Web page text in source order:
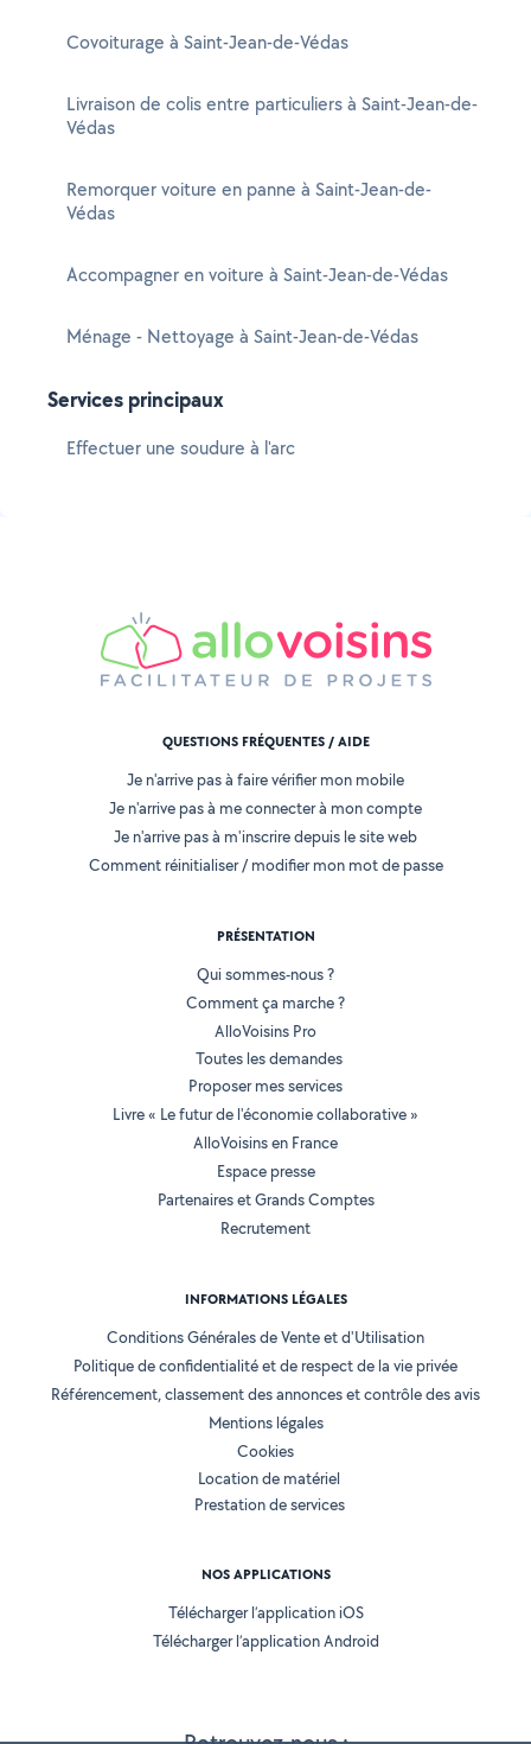
Covoiturage à Saint-Jean-de-Védas
Livraison de colis entre particuliers à Saint-Jean-de-
Védas
Remorquer voiture en panne à Saint-Jean-de-
Védas
Accompagner en voiture à Saint-Jean-de-Védas
Ménage - Nettoyage à Saint-Jean-de-Védas
Services principaux
Effectuer une soudure à l'arc
QUESTIONS FRÉQUENTES / AIDE
Je n'arrive pas à faire vérifier mon mobile
Je n'arrive pas à me connecter à mon compte
Je n'arrive pas à m'inscrire depuis le site web
Comment réinitialiser / modifier mon mot de passe
PRÉSENTATION
Qui sommes-nous ?
Comment ça marche ?
AlloVoisins Pro
Toutes les demandes
Proposer mes services
Livre « Le futur de l'économie collaborative »
AlloVoisins en France
Espace presse
Partenaires et Grands Comptes
Recrutement
INFORMATIONS LÉGALES
Conditions Générales de Vente et d'Utilisation
Politique de confidentialité et de respect de la vie privée
Référencement, classement des annonces et contrôle des avis
Mentions légales
Cookies
Location de matériel
Prestation de services
NOS APPLICATIONS
Télécharger l’application iOS
Télécharger l’application Android